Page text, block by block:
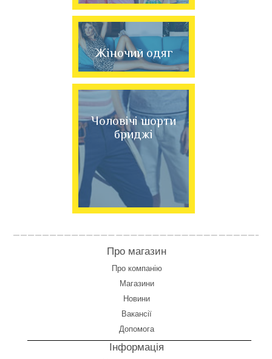
Жіночий одяг
Чоловічі шорти
бриджі
Про магазин
Про компанію
Магазини
Новини
Вакансії
Допомога
Інформація